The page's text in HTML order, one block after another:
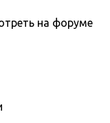
на форуме